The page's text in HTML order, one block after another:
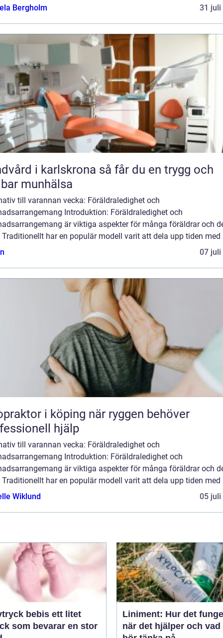
Bergholm
31 juli
i karlskrona så får du en trygg och
munhälsa
till varannan vecka: Föräldraledighet och
Introduktion: Föräldraledighet och
är viktiga aspekter för många föräldrar och
Traditionellt har en populär modell varit att dela upp tiden med
07 juli
i köping när ryggen behöver
hjälp
till varannan vecka: Föräldraledighet och
Introduktion: Föräldraledighet och
är viktiga aspekter för många föräldrar och
Traditionellt har en populär modell varit att dela upp tiden med
Wiklund
05 juli
bebis ett litet
som bevarar en stor
Liniment: Hur det
när det hjälper och vad